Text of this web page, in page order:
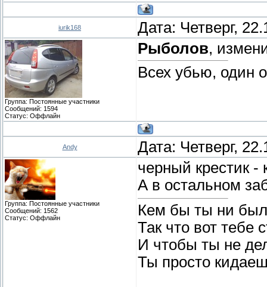
iurik168 Дата: Четверг,
Группа: Постоянные участники
Сообщений: 1594
Статус: Оффлайн
Рыболов,
Всех убью, один
Andy Дата: Четверг,
Группа: Постоянные участники
Сообщений: 1562
Статус: Оффлайн
черный крестик -
А в остальном
Кем бы ты ни
Так что вот тебе
И чтобы ты не
Ты просто